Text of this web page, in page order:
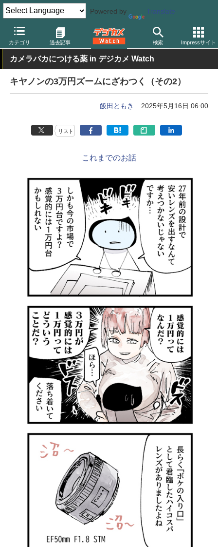
Powered by Translate
カテゴリ 過去記事 検索 Impressサイト
デジカメ Watch レンズ 交換レンズ キヤノン
カメラバカにつける薬 in デジカメ Watch
キヤノンの3万円ズームにざわつく（その2）
飯田ともき 2025年5月16日 06:00
リスト
これまでのお話